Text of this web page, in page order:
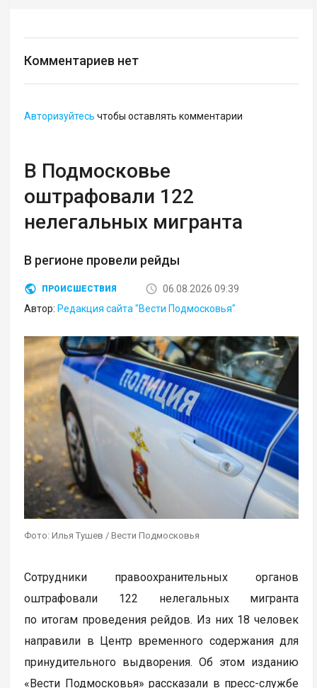
Комментариев нет
Авторизуйтесь чтобы оставлять комментарии
В Подмосковье
оштрафовали 122
нелегальных мигранта
В регионе провели рейды
ПРОИСШЕСТВИЯ
06.08.2026 09:39
Автор: Редакция сайта "Вести Подмосковья"
Фото: Илья Тушев / Вести Подмосковья
Сотрудники правоохранительных органов
оштрафовали 122 нелегальных мигранта
по итогам проведения рейдов. Из них 18 человек
направили в Центр временного содержания для
принудительного выдворения. Об этом изданию
«Вести Подмосковья» рассказали в пресс-службе